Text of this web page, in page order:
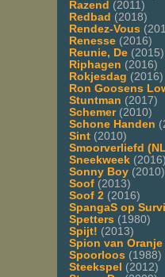
Razend (2011)
Redbad (2018)
Rendez-Vous
Renesse (2016)
Reunie, De (2015)
Riphagen (2016)
Rokjesdag (2016)
Ron Goosens
Stuntman (2017)
Schemer(2010)
Schone Handen
Sint (2010)
Smoorverliefd
Sneekweek (2016)
Sonny Boy (2010)
Soof (2013)
Soof 2 (2016)
SpangaS op
Spetters (1980)
Spijt! (2013)
Spion van Oranje
Spoorloos (1988)
Steekspel (2012)